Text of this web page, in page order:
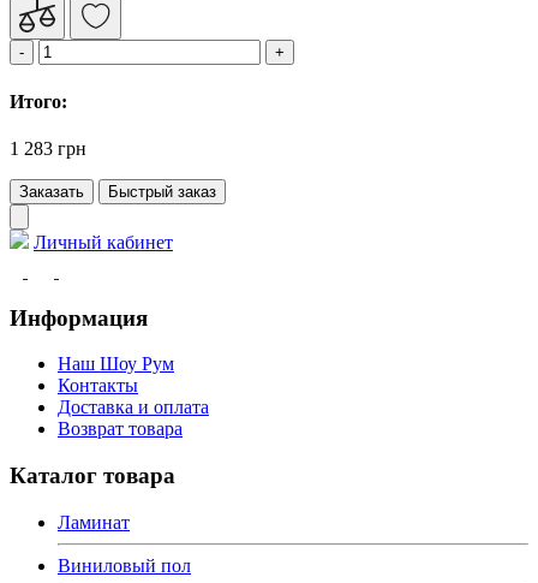
Итого:
1 283 грн
Заказать Быстрый заказ
Личный кабинет
Информация
Наш Шоу Рум
Контакты
Доставка и оплата
Возврат товара
Каталог товара
Ламинат
Виниловый пол